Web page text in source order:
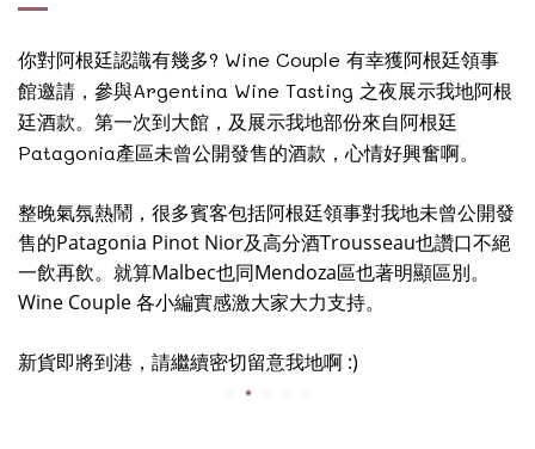
你對阿根廷認識有幾多? Wine Couple 有幸獲阿根廷領事
館邀請，參與Argentina Wine Tasting 之夜展示我地阿根
廷酒款。第一次到大館，及展示我地部份來自阿根廷
Patagonia產區未曾公開發售的酒款，心情好興奮啊。
整晚氣氛熱鬧，很多賓客包括阿根廷領事對我地未曾公開發
售的Patagonia Pinot Nior及高分酒Trousseau也讚口不絕
一飲再飲。就算Malbec也同Mendoza區也著明顯區別。
Wine Couple 各小編實感激大家大力支持。
新貨即將到港，請繼續密切留意我地啊 :)